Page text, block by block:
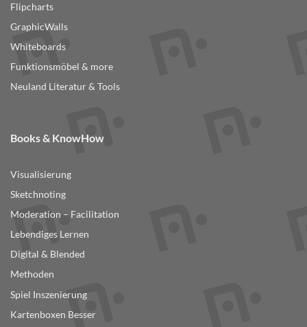
Flipcharts
GraphicWalls
Whiteboards
Funktionsmöbel & more
Neuland Literatur & Tools
Books & KnowHow
Visualisierung
Sketchnoting
Moderation – Facilitation
Lebendiges Lernen
Digital & Blended
Methoden
Spiel Inszenierung
Kartenboxen Besser